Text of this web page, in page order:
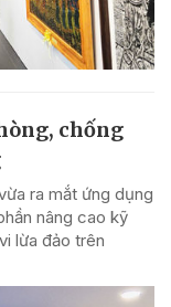
chống
ra mắt ứng dụng
nâng cao kỹ
lừa đảo trên